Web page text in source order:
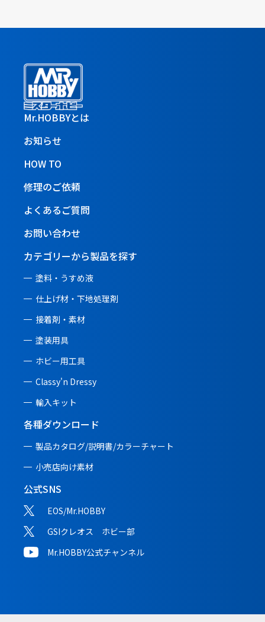
Mr.HOBBYとは
お知らせ
HOW TO
修理のご依頼
よくあるご質問
お問い合わせ
カテゴリーから製品を探す
塗料・うすめ液
仕上げ材・下地処理剤
接着剤・素材
塗装用具
ホビー用工具
Classy'n Dressy
輸入キット
各種ダウンロード
製品カタログ/説明書/カラーチャート
小売店向け素材
公式SNS
EOS/Mr.HOBBY
GSIクレオス ホビー部
Mr.HOBBY公式チャンネル